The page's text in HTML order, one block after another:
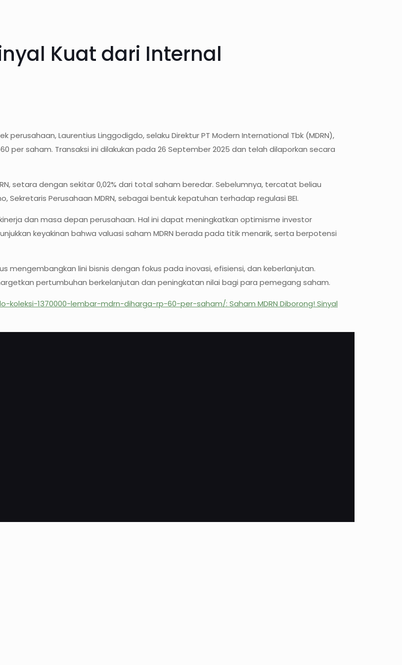
Kuat dari Internal
Laurentius Linggodigdo, selaku Direktur PT Modern International Tbk (MDRN),
per saham. Transaksi ini dilakukan pada 26 September 2025 dan telah dilaporkan secara
setara dengan sekitar 0,02% dari total saham beredar. Sebelumnya, tercatat beliau
Sekretaris Perusahaan MDRN, sebagai bentuk kepatuhan terhadap regulasi BEI.
dan masa depan perusahaan. Hal ini dapat meningkatkan optimisme investor
keyakinan bahwa valuasi saham MDRN berada pada titik menarik, serta berpotensi
mengembangkan lini bisnis dengan fokus pada inovasi, efisiensi, dan keberlanjutan.
pertumbuhan berkelanjutan dan peningkatan nilai bagi para pemegang saham.
koleksi-1370000-lembar-mdrn-diharga-rp-60-per-saham/: Saham MDRN Diborong! Sinyal